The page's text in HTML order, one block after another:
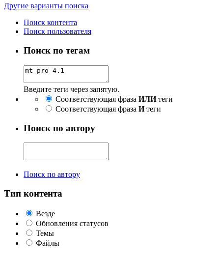
Другие варианты поиска
Поиск контента
Поиск пользователя
Поиск по тегам
Введите теги через запятую.
Соответствующая фраза ИЛИтеги
Соответствующая фраза Итеги
Поиск по автору
Поиск по автору
Тип контента
Везде
Обновления статусов
Темы
Файлы